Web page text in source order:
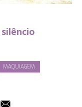
MAQUIAGEM